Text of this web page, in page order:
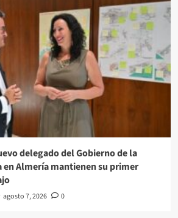
delegado del Gobierno de la
en Almería mantienen su primer
agosto 7, 2026 0